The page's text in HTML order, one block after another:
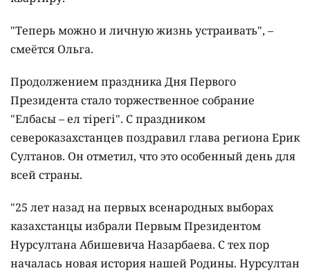
"Теперь можно и личную жизнь устраивать", –
смеётся Ольга.
Продолжением праздника Дня Первого
Президента стало торжественное собрание
"Елбасы – ел тірегі". С праздником
североказахстанцев поздравил глава региона Ерик
Султанов. Он отметил, что это особенный день для
всей страны.
"25 лет назад на первых всенародных выборах
казахстанцы избрали Первым Президентом
Нурсултана Абишевича Назарбаева. С тех пор
началась новая история нашей Родины. Нурсултан